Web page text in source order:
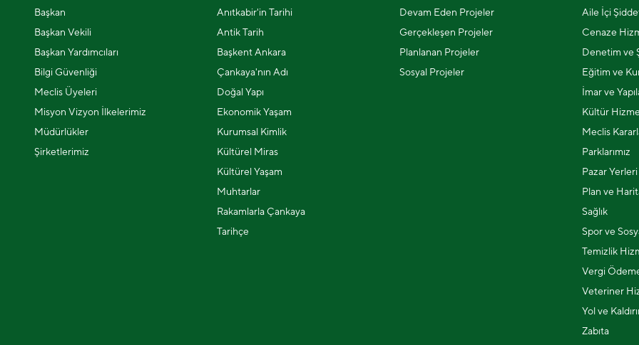
Başkan
Başkan Vekili
Başkan Yardımcıları
Bilgi Güvenliği
Meclis Üyeleri
Misyon Vizyon İlkelerimiz
Müdürlükler
Şirketlerimiz
Anıtkabir'in Tarihi
Antik Tarih
Başkent Ankara
Çankaya'nın Adı
Doğal Yapı
Ekonomik Yaşam
Kurumsal Kimlik
Kültürel Miras
Kültürel Yaşam
Muhtarlar
Rakamlarla Çankaya
Tarihçe
Devam Eden Projeler
Gerçekleşen Projeler
Planlanan Projeler
Sosyal Projeler
Aile İçi
Cenaze
Denetim ve
Eğitim ve
İmar ve
Kültür
Meclis
Parklarımız
Pazar Yerleri
Plan ve
Sağlık
Spor ve
Temizlik
Vergi
Veteriner
Yol ve
Zabıta